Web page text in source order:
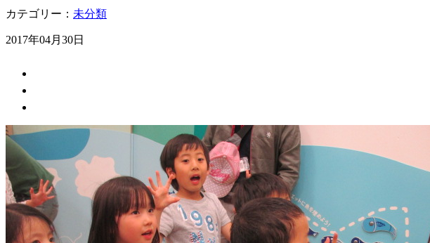
カテゴリー： 未分類
2017年04月30日